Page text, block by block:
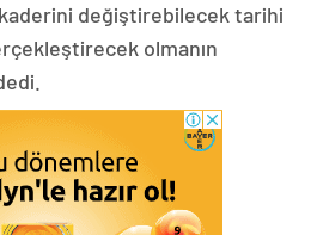
değiştirebilecek tarihi
olmanın